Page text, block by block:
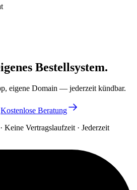
Bestellsystem.
eigene Domain — jederzeit kündbar.
Kostenlose Beratung
Keine Vertragslaufzeit · Jederzeit